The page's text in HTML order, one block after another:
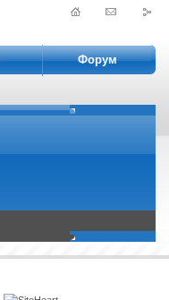
Форум